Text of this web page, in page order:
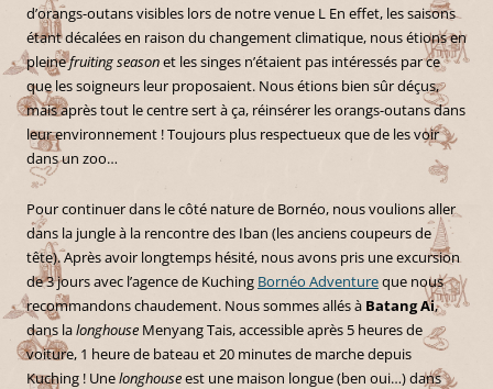
d’orangs-outans visibles lors de notre venue L En effet, les saisons
étant décalées en raison du changement climatique, nous étions en
pleinefruiting seasonet les singes n’étaient pas intéressés par ce
que les soigneurs leur proposaient. Nous étions bien sûr déçus,
mais après tout le centre sert à ça, réinsérer les orangs-outans dans
leur environnement ! Toujours plus respectueux que de les voir
dans un zoo…
Pour continuer dans le côté nature de Bornéo, nous voulions aller
dans la jungle à la rencontre des Iban (les anciens coupeurs de
tête). Après avoir longtemps hésité, nous avons pris une excursion
de 3 jours avec l’agence de Kuching Bornéo Adventureque nous
recommandons chaudement. Nous sommes allés à Batang Ai,
dans lalonghouse Menyang Tais, accessible après 5 heures de
voiture, 1 heure de bateau et 20 minutes de marche depuis
Kuching ! Unelonghouseest une maison longue (ben oui…) dans